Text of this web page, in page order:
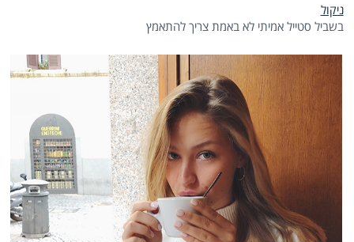
ניקול
בשביל סטייל אמיתי לא באמת צריך להתאמץ